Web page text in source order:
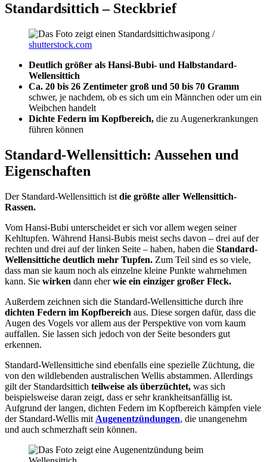
Standardsittich – Steckbrief
wasipong /
shutterstock.com
Deutlich größer als Hansi-Bubi- und Halbstandard-
Wellensittich
Ca. 20 bis 26 Zentimeter groß und 50 bis 70 Gramm
schwer, je nachdem, ob es sich um ein Männchen oder um ein
Weibchen handelt
Dichte Federn im Kopfbereich, die zu Augenerkrankungen
führen können
Standard-Wellensittich: Aussehen und
Eigenschaften
Der Standard-Wellensittich ist die größte aller Wellensittich-
Rassen.
Vom Hansi-Bubi unterscheidet er sich vor allem wegen seiner
Kehltupfen. Während Hansi-Bubis meist sechs davon – drei auf der
rechten und drei auf der linken Seite – haben, haben die Standard-
Wellensittiche deutlich mehr Tupfen. Zum Teil sind es so viele,
dass man sie kaum noch als einzelne kleine Punkte wahrnehmen
kann. Sie wirken dann eherwie ein einziger großer Fleck.
Außerdem zeichnen sich die Standard-Wellensittiche durch ihre
dichten Federn im Kopfbereich aus. Diese sorgen dafür, dass die
Augen des Vogels vor allem aus der Perspektive von vorn kaum
auffallen. Sie lassen sich jedoch von der Seite besonders gut
erkennen.
Standard-Wellensittiche sind ebenfalls eine spezielle Züchtung, die
von den wildlebenden australischen Wellis abstammen. Allerdings
gilt der Standardsittich teilweise als überzüchtet, was sich
beispielsweise daran zeigt, dass er sehr krankheitsanfällig ist.
Aufgrund der langen, dichten Federn im Kopfbereich kämpfen viele
der Standard-Wellis mit Augenentzündungen, die unangenehm
und auch schmerzhaft sein können.